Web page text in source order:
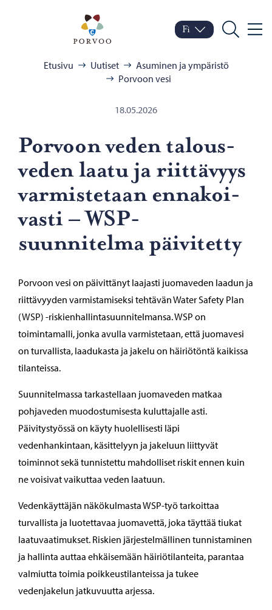
Porvoo – Siirry
Vaihda kieltä
Nykyinen kieli: Suomi
Fi
Hae
Etusivu Uutiset
Asuminen ja ympäristö
Porvoon vesi
18.05.2026
Por­voon veden ta­lous­
ve­den laatu ja riit­tä­vyys
var­mis­te­taan en­na­koi­
vas­ti – WSP-​
suunnitelma päi­vi­tet­ty
Porvoon vesi on päivittänyt laajasti juomaveden laadun ja
riittävyyden varmistamiseksi tehtävän Water Safety Plan
(WSP) -riskienhallintasuunnitelmansa. WSP on
toimintamalli, jonka avulla varmistetaan, että juomavesi
on turvallista, laadukasta ja jakelu on häiriötöntä kaikissa
tilanteissa.
Suunnitelmassa tarkastellaan juomaveden matkaa
pohjaveden muodostumisesta kuluttajalle asti.
Päivitystyössä on käyty huolellisesti läpi
vedenhankintaan, käsittelyyn ja jakeluun liittyvät
toiminnot sekä tunnistettu mahdolliset riskit ennen kuin
ne voisivat vaikuttaa veden laatuun.
Vedenkäyttäjän näkökulmasta WSP-työ tarkoittaa
turvallista ja luotettavaa juomavettä, joka täyttää tiukat
laatuvaatimukset. Riskien järjestelmällinen tunnistaminen
ja hallinta auttaa ehkäisemään häiriötilanteita, parantaa
valmiutta toimia poikkeustilanteissa ja tukee
vedenjakelun jatkuvuutta arjessa.